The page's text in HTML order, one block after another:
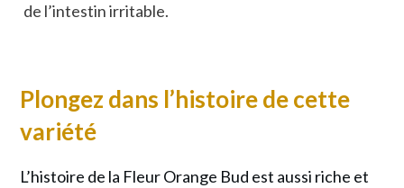
de l’intestin irritable.
Plongez dans l’histoire de cette
variété
L’histoire de la Fleur Orange Bud est aussi riche et